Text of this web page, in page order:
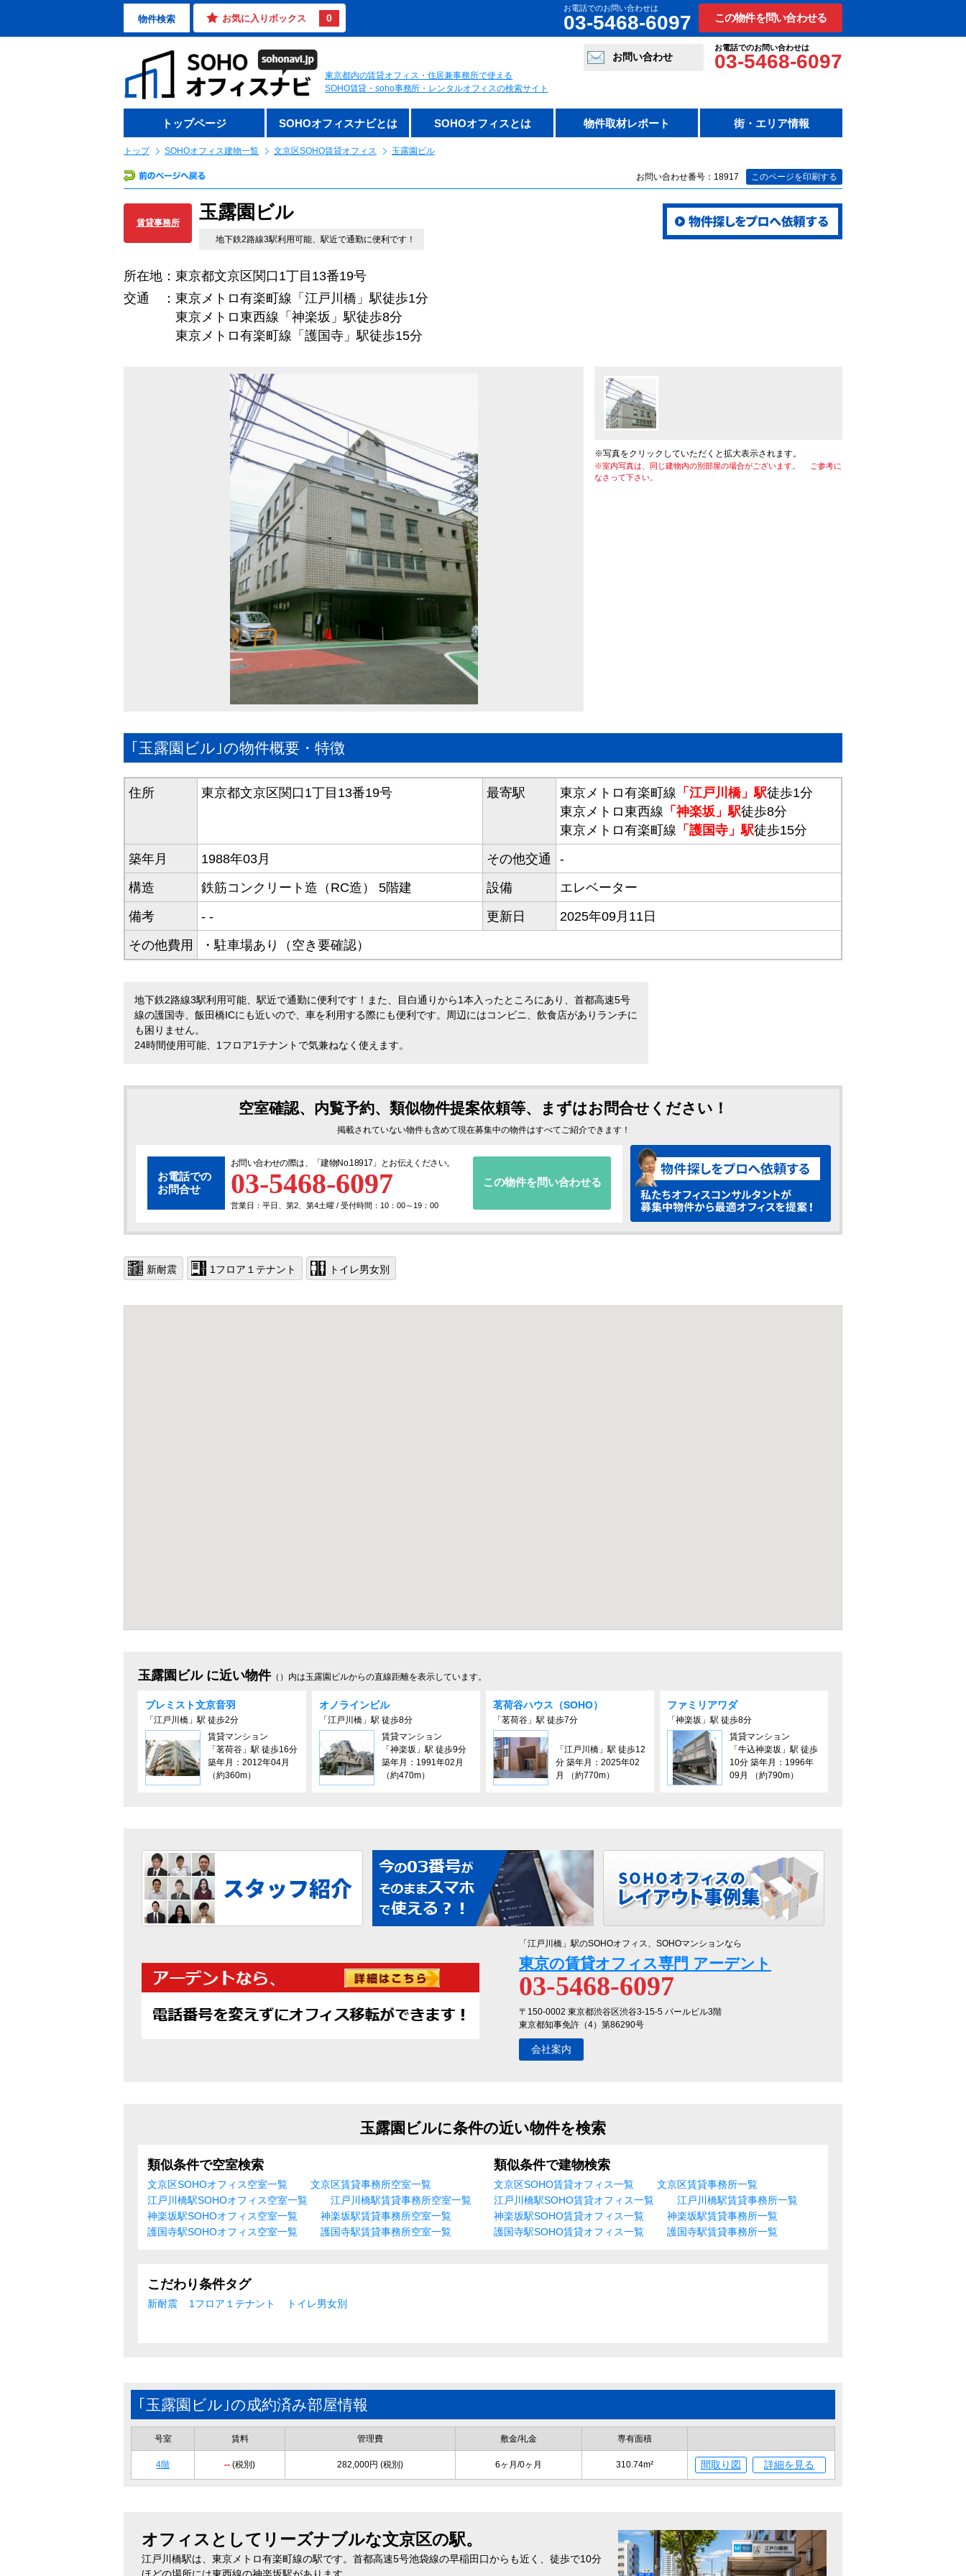
物件検索 お気に入りボックス 0
お電話でのお問い合わせは
03-5468-6097 この物件を問い合わせる
東京都内の賃貸オフィス・住居兼事務所で使える
SOHO賃貸・soho事務所・レンタルオフィスの検索サイト
お電話でのお問い合わせは
03-5468-6097
お問い合わせ
トップページ SOHOオフィスナビとは SOHOオフィスとは 物件取材レポート 街・エリア情報
トップ SOHOオフィス建物一覧 文京区SOHO賃貸オフィス 玉露園ビル
お問い合わせ番号：18917 このページを印刷する
賃貸事務所 玉露園ビル
地下鉄2路線3駅利用可能、駅近で通勤に便利です！
所在地：東京都文京区関口1丁目13番19号
交通 ：東京メトロ有楽町線「江戸川橋」駅徒歩1分
東京メトロ東西線「神楽坂」駅徒歩8分
東京メトロ有楽町線「護国寺」駅徒歩15分
※写真をクリックしていただくと拡大表示されます。
※室内写真は、同じ建物内の別部屋の場合がございます。 ご参考に
なさって下さい。
｢玉露園ビル｣の物件概要・特徴
住所 東京都文京区関口1丁目13番19号 最寄駅 東京メトロ有楽町線 「江戸川橋」駅徒歩1分
東京メトロ東西線 「神楽坂」駅徒歩8分
東京メトロ有楽町線 「護国寺」駅徒歩15分
築年月
1988年03月 その他交通
-
構造
鉄筋コンクリート造（RC造） 5階建 設備
エレベーター
備考
- - 更新日
2025年09月11日
その他費用
・駐車場あり（空き要確認）
地下鉄2路線3駅利用可能、駅近で通勤に便利です！また、目白通りから1本入ったところにあり、首都高速5号
線の護国寺、飯田橋ICにも近いので、車を利用する際にも便利です。周辺にはコンビニ、飲食店がありランチに
も困りません。
24時間使用可能、1フロア1テナントで気兼ねなく使えます。
空室確認、内覧予約、類似物件提案依頼等、まずはお問合せください！
掲載されていない物件も含めて現在募集中の物件はすべてご紹介できます！
お電話での
お問合せ
お問い合わせの際は、「建物No.18917 」とお伝えください。
03-5468-6097
営業日：平日、第2、第4土曜 / 受付時間：10：00～19：00
この物件を問い合わせる
新耐震 1フロア１テナント トイレ男女別
玉露園ビル に近い物件（）内は玉露園ビルからの直線距離を表示しています。
プレミスト⽂京⾳⽻
「江戸川橋」駅 徒歩2分
賃貸マンション
「茗荷谷」駅 徒歩16分
築年月：2012年04月
（約360m）
オノラインビル
「江戸川橋」駅 徒歩8分
賃貸マンション
「神楽坂」駅 徒歩9分
築年月：1991年02月
（約470m）
茗荷谷ハウス（SOHO）
「茗荷谷」駅 徒歩7分
「江戸川橋」駅 徒歩12
分 築年月：2025年02
月 （約770m）
ファミリアワダ
「神楽坂」駅 徒歩8分
賃貸マンション
「牛込神楽坂」駅 徒歩
10分 築年月：1996年
09月 （約790m）
「江戸川橋」駅のSOHOオフィス、SOHOマンションなら
東京の賃貸オフィス専門 アーデント
03-5468-6097
〒150-0002 東京都渋谷区渋谷3-15-5 パールビル3階
東京都知事免許（4）第86290号
会社案内
玉露園ビルに条件の近い物件を検索
類似条件で空室検索
文京区SOHOオフィス空室一覧
文京区賃貸事務所空室一覧
江戸川橋駅SOHOオフィス空室一覧
江戸川橋駅賃貸事務所空室一覧
神楽坂駅SOHOオフィス空室一覧
神楽坂駅賃貸事務所空室一覧
護国寺駅SOHOオフィス空室一覧
護国寺駅賃貸事務所空室一覧
類似条件で建物検索
文京区SOHO賃貸オフィス一覧
文京区賃貸事務所一覧
江戸川橋駅SOHO賃貸オフィス一覧
江戸川橋駅賃貸事務所一覧
神楽坂駅SOHO賃貸オフィス一覧
神楽坂駅賃貸事務所一覧
護国寺駅SOHO賃貸オフィス一覧
護国寺駅賃貸事務所一覧
こだわり条件タグ
新耐震 1フロア１テナント トイレ男女別
｢玉露園ビル｣の成約済み部屋情報
号室 賃料 管理費 敷金/礼金 専有面積
4階 -- (税別) 282,000円 (税別) 6ヶ月/0ヶ月 310.74m² 間取り図 詳細を見る
オフィスとしてリーズナブルな文京区の駅。
江戸川橋駅は、東京メトロ有楽町線の駅です。首都高速5号池袋線の早稲田口からも近く、徒歩で10分